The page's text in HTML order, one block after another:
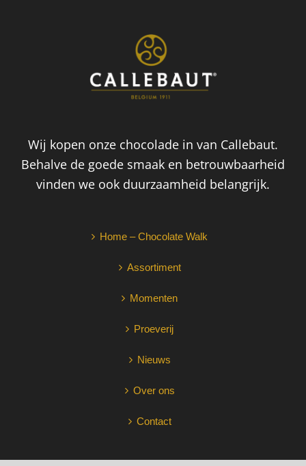
Wij kopen onze chocolade in van Callebaut.
Behalve de goede smaak en betrouwbaarheid
vinden we ook duurzaamheid belangrijk.
Home – Chocolate Walk
Assortiment
Momenten
Proeverij
Nieuws
Over ons
Contact